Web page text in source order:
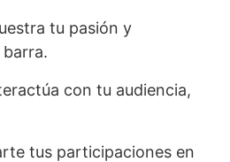
tu pasión y
con tu audiencia,
tus participaciones en